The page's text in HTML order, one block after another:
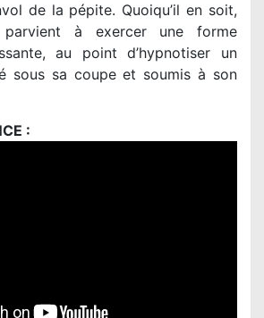
de la pépite. Quoiqu’il en soit,
à exercer une forme
au point d’hypnotiser un
sous sa coupe et soumis à son
: